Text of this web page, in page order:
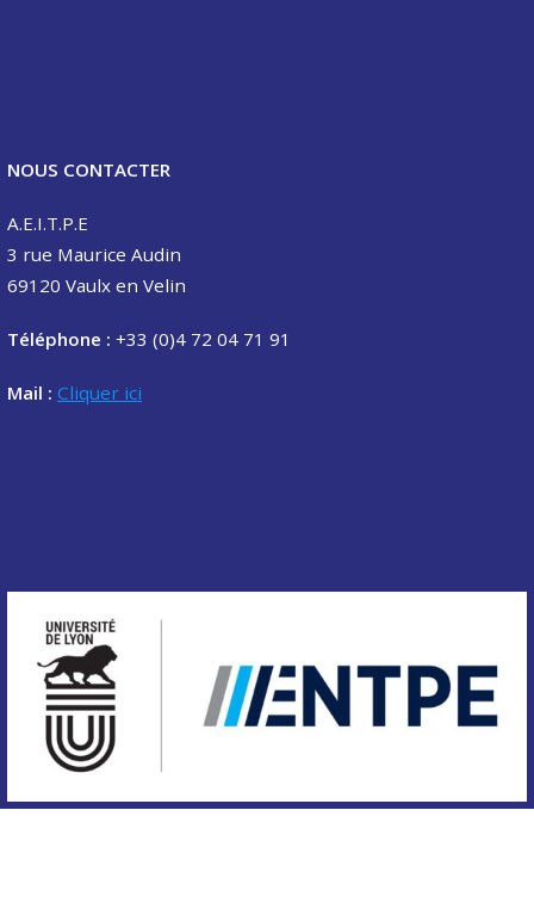
NOUS CONTACTER
A.E.I.T.P.E
3 rue Maurice Audin
69120 Vaulx en Velin
Téléphone : +33 (0)4 72 04 71 91
Mail : Cliquer ici